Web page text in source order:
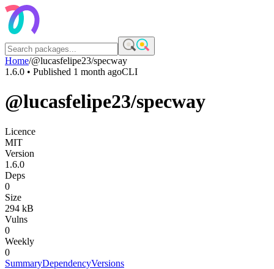
Home/@lucasfelipe23/specway
1.6.0 • Published 1 month agoCLI
@lucasfelipe23/specway
Licence
MIT
Version
1.6.0
Deps
0
Size
294 kB
Vulns
0
Weekly
0
SummaryDependencyVersions